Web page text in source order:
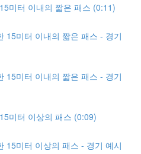
미터 이내의 짧은 패스 (0:11)
15미터 이내의 짧은 패스 - 경기
15미터 이내의 짧은 패스 - 경기
미터 이상의 패스 (0:09)
15미터 이상의 패스 - 경기 예시